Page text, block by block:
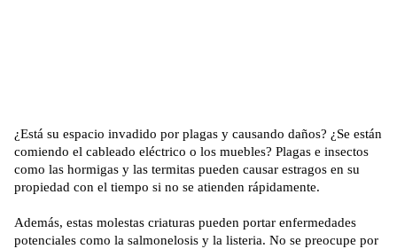
¿Está su espacio invadido por plagas y causando daños? ¿Se están
comiendo el cableado eléctrico o los muebles? Plagas e insectos
como las hormigas y las termitas pueden causar estragos en su
propiedad con el tiempo si no se atienden rápidamente.
Además, estas molestas criaturas pueden portar enfermedades
potenciales como la salmonelosis y la listeria. No se preocupe por